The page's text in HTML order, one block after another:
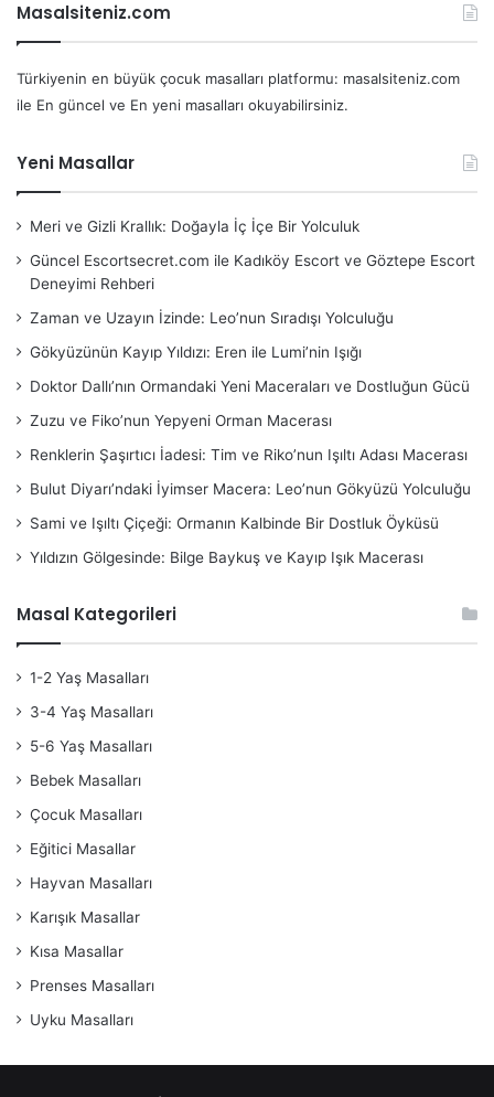
Masalsiteniz.com
Türkiyenin en büyük çocuk masalları platformu: masalsiteniz.com
ile En güncel ve En yeni masalları okuyabilirsiniz.
Yeni Masallar
Meri ve Gizli Krallık: Doğayla İç İçe Bir Yolculuk
Güncel Escortsecret.com ile Kadıköy Escort ve Göztepe Escort
Deneyimi Rehberi
Zaman ve Uzayın İzinde: Leo’nun Sıradışı Yolculuğu
Gökyüzünün Kayıp Yıldızı: Eren ile Lumi’nin Işığı
Doktor Dallı’nın Ormandaki Yeni Maceraları ve Dostluğun Gücü
Zuzu ve Fiko’nun Yepyeni Orman Macerası
Renklerin Şaşırtıcı İadesi: Tim ve Riko’nun Işıltı Adası Macerası
Bulut Diyarı’ndaki İyimser Macera: Leo’nun Gökyüzü Yolculuğu
Sami ve Işıltı Çiçeği: Ormanın Kalbinde Bir Dostluk Öyküsü
Yıldızın Gölgesinde: Bilge Baykuş ve Kayıp Işık Macerası
Masal Kategorileri
1-2 Yaş Masalları
3-4 Yaş Masalları
5-6 Yaş Masalları
Bebek Masalları
Çocuk Masalları
Eğitici Masallar
Hayvan Masalları
Karışık Masallar
Kısa Masallar
Prenses Masalları
Uyku Masalları